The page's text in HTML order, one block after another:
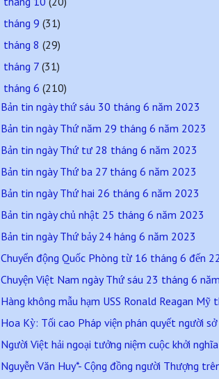
tháng 9 (31)
tháng 8 (29)
tháng 7 (31)
tháng 6 (210)
Bản tin ngày thứ sáu 30 tháng 6 năm 2023
Bản tin ngày Thứ năm 29 tháng 6 năm 2023
Bản tin ngày Thứ tư 28 tháng 6 năm 2023
Bản tin ngày Thứ ba 27 tháng 6 năm 2023
Bản tin ngày Thứ hai 26 tháng 6 năm 2023
Bản tin ngày chủ nhật 25 tháng 6 năm 2023
Bản tin ngày Thứ bảy 24 háng 6 năm 2023
Chuyển động Quốc Phòng từ 16 tháng 6 đến
Chuyện Việt Nam ngày Thứ sáu 23 tháng 6
Hàng không mẫu hạm USS Ronald Reagan Mỹ
Hoa Kỳ: Tối cao Pháp viện phán quyết người sở
Người Việt hải ngoại tưởng niệm cuộc khởi nghĩa
Nguyễn Văn Huy*- Cộng đồng người Thượng